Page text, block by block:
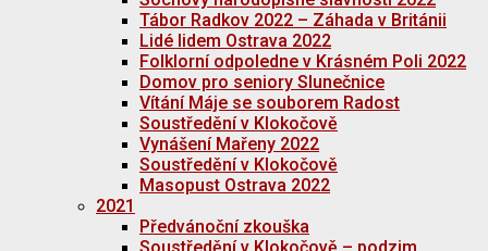
Tábor Radkov 2022 – Záhada v Británii
Lidé lidem Ostrava 2022
Folklorní odpoledne v Krásném Poli 2022
Domov pro seniory Slunečnice
Vítání Máje se souborem Radost
Soustředění v Klokočově
Vynášení Mařeny 2022
Soustředění v Klokočově
Masopust Ostrava 2022
2021
Předvánoční zkouška